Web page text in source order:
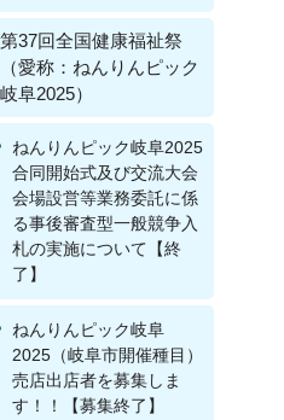
第37回全国健康福祉祭
（愛称：ねんりんピック
岐阜2025）
ねんりんピック岐阜2025
合同開始式及び交流大会
会場設営等業務委託に係
る事後審査型一般競争入
札の実施について【終
了】
ねんりんピック岐阜
2025（岐阜市開催種目）
売店出店者を募集しま
す！！【募集終了】